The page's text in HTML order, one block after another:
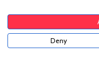
aplicable.
Deny